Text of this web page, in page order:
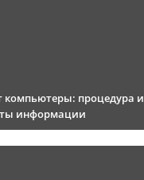
процедура и
информации